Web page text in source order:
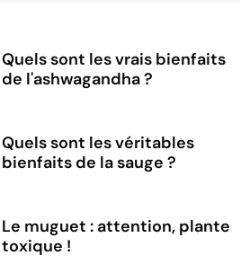
Quels sont les vrais bienfaits
de l'ashwagandha ?
Quels sont les véritables
bienfaits de la sauge ?
Le muguet : attention, plante
toxique !